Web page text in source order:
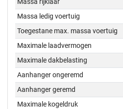
Massa rijklaar
Massa ledig voertuig
Toegestane max. massa voertuig
Maximale laadvermogen
Maximale dakbelasting
Aanhanger ongeremd
Aanhanger geremd
Maximale kogeldruk